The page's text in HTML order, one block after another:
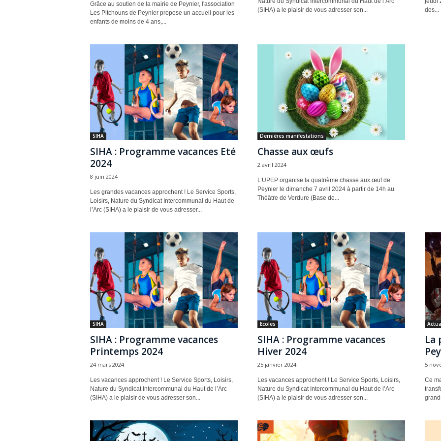
Grâce au soutien de la mairie de Peynier, l'association
Les Pitchouns de Peynier propose un accueil pour les
enfants de moins de 4 ans,...
(SIHA) a le plaisir de vous adresser son...
des...
SIHA
SIHA : Programme vacances Eté
2024
8 juin 2024
Les grandes vacances approchent ! Le Service Sports,
Loisirs, Nature du Syndicat Intercommunal du Haut de
l’Arc (SIHA) a le plaisir de vous adresser...
Dernières manifestations
Chasse aux œufs
2 avril 2024
L’UPEP organise la quatrième chasse aux œuf de
Peynier le dimanche 7 avril 2024 à partir de 14h au
Théâtre de Verdure (Base de...
SIHA
SIHA : Programme vacances
Printemps 2024
24 mars 2024
Les vacances approchent ! Le Service Sports, Loisirs,
Nature du Syndicat Intercommunal du Haut de l’Arc
(SIHA) a le plaisir de vous adresser son...
Ecoles
SIHA : Programme vacances
Hiver 2024
25 janvier 2024
Les vacances approchent ! Le Service Sports, Loisirs,
Nature du Syndicat Intercommunal du Haut de l’Arc
(SIHA) a le plaisir de vous adresser son...
La
5
Ce